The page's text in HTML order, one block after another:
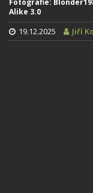
Fotografie:
Alike 3.0
19.12.2025 Jiří